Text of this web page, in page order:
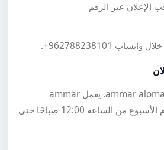
الإعلان عبر الرقم
واتساب +962788238101
.
هذا الإعلان مقدم من ammar alomari. يعمل ammar
alomari خلال جميع أيام الأسبوع من الساعة 12:00 صباحًا حتى